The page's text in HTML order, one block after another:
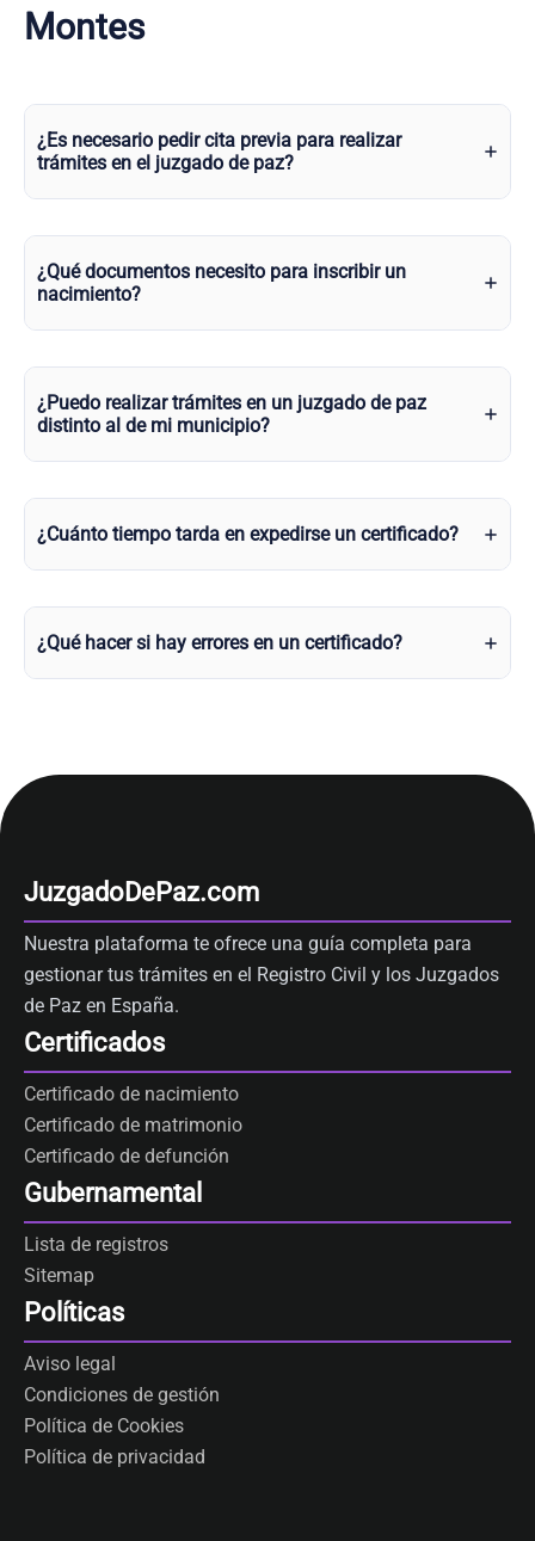
Montes
¿Es necesario pedir cita previa para realizar
trámites en el juzgado de paz?
¿Qué documentos necesito para inscribir un
nacimiento?
¿Puedo realizar trámites en un juzgado de paz
distinto al de mi municipio?
¿Cuánto tiempo tarda en expedirse un certificado?
¿Qué hacer si hay errores en un certificado?
JuzgadoDePaz.com
Nuestra plataforma te ofrece una guía completa para
gestionar tus trámites en el Registro Civil y los Juzgados
de Paz en España.
Certificados
Certificado de nacimiento
Certificado de matrimonio
Certificado de defunción
Gubernamental
Lista de registros
Sitemap
Políticas
Aviso legal
Condiciones de gestión
Política de Cookies
Política de privacidad